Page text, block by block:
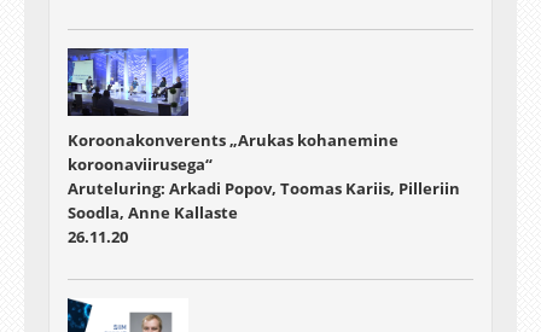
Koroonakonverents „Arukas kohanemine
koroonaviirusega“
Aruteluring: Arkadi Popov, Toomas Kariis, Pilleriin
Soodla, Anne Kallaste
26.11.20